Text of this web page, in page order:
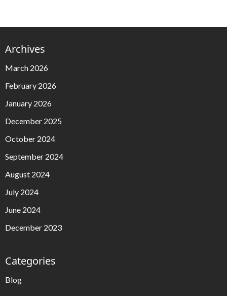
Archives
March 2026
February 2026
January 2026
December 2025
October 2024
September 2024
August 2024
July 2024
June 2024
December 2023
Categories
Blog